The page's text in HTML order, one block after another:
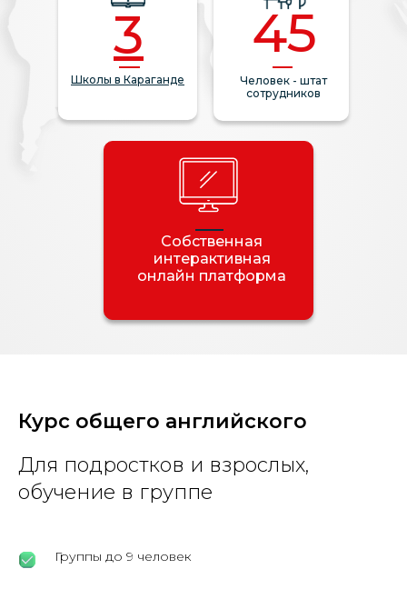
3
Школы в Караганде
Собственная
интерактивная
онлайн платформа
Человек - штат
сотрудников
45
Курс общего английского
Для подростков и взрослых,
обучение в группе
Группы до 9 человек